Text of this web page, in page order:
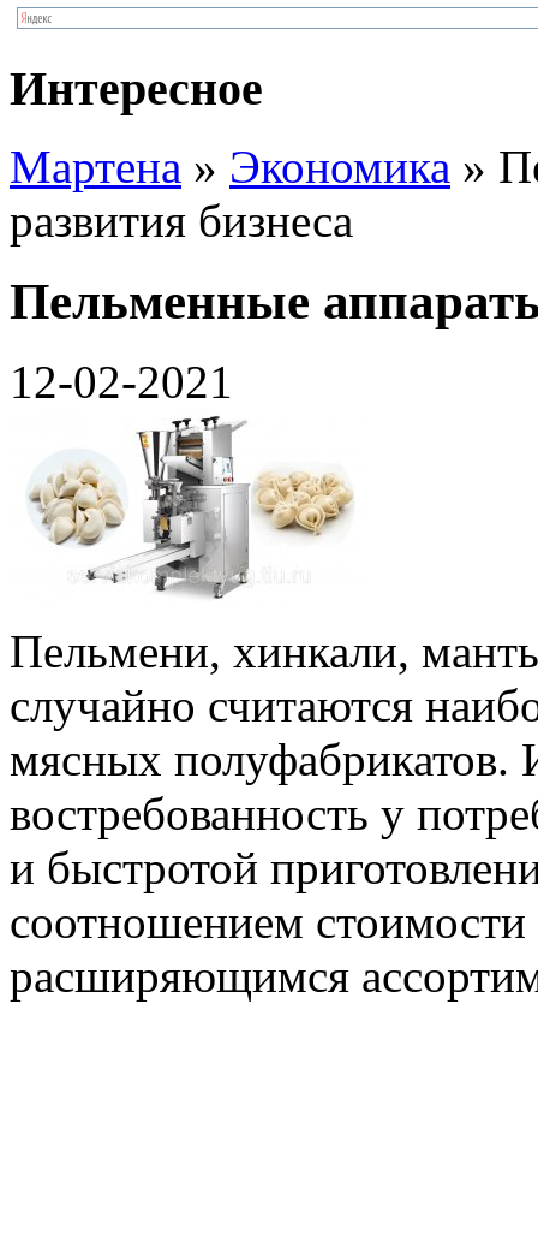
Интересное
Мартена » Экономика »
развития бизнеса
Пельменные
12-02-2021
Пельмени, хинкали,
случайно считаются
мясных полуфабрикатов.
востребованность у
и быстротой
соотношением стоимости
расширяющимся